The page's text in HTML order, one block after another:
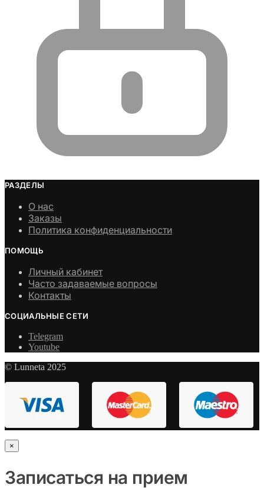
РАЗДЕЛЫ
О нас
Заказы
Политика конфиденциальности
ПОМОЩЬ
Личный кабинет
Часто задаваемые вопросы
Контакты
СОЦИАЛЬНЫЕ СЕТИ
Telegram
Youtube
© Lunneta 2025
×
Записаться на прием